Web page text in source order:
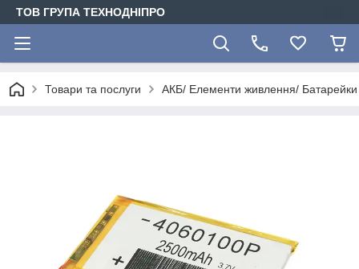
ТОВ ГРУПА ТЕХНОДНІПРО
Товари та послуги АКБ/ Елементи живлення/ Батарейки